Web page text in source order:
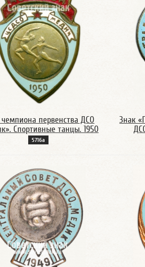
первенства ДСО
Спортивные танцы. 1950
5716а
Знак